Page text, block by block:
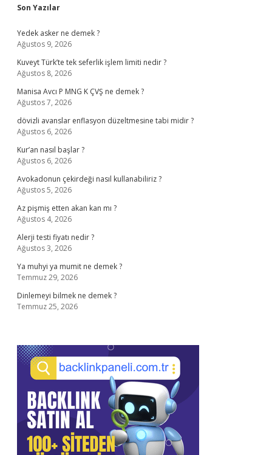
Sidebar
Son Yazılar
Yedek asker ne demek ?
Ağustos 9, 2026
Kuveyt Türk’te tek seferlik işlem limiti nedir ?
Ağustos 8, 2026
Manisa Avcı P MNG K ÇVŞ ne demek ?
Ağustos 7, 2026
dövizli avanslar enflasyon düzeltmesine tabi midir ?
Ağustos 6, 2026
Kur’an nasıl başlar ?
Ağustos 6, 2026
Avokadonun çekirdeği nasıl kullanabiliriz ?
Ağustos 5, 2026
Az pişmiş etten akan kan mı ?
Ağustos 4, 2026
Alerji testi fiyatı nedir ?
Ağustos 3, 2026
Ya muhyi ya mumit ne demek ?
Temmuz 29, 2026
Dinlemeyi bilmek ne demek ?
Temmuz 25, 2026